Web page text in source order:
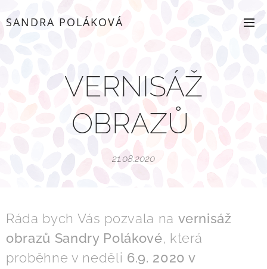
SANDRA POLÁKOVÁ
VERNISÁŽ
OBRAZŮ
21.08.2020
Ráda bych Vás pozvala na vernisáž
obrazů Sandry Polákové, která
proběhne v neděli 6.9. 2020 v